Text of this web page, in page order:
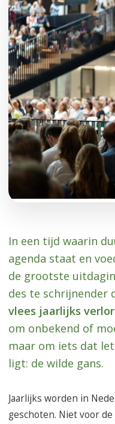
In een tijd waarin
agenda staat en
de grootste
des te schrijnender
vlees jaarlijks
om onbekend of
maar om iets dat
ligt: de wilde gans.
Jaarlijks worden in
geschoten. Niet voor